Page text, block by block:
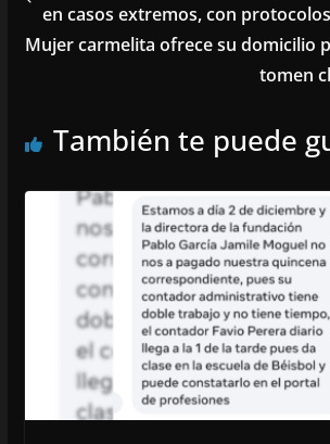
en casos extremos, con protocolos
Mujer carmelita ofrece su domicilio
tomen
También te puede